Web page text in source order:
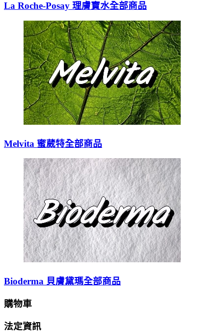
La Roche-Posay 理膚寶水全部商品
Melvita 蜜葳特全部商品
Bioderma 貝膚黛瑪全部商品
購物車
法定資訊